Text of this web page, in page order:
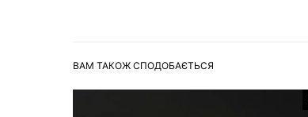
ВАМ ТАКОЖ СПОДОБАЄТЬСЯ